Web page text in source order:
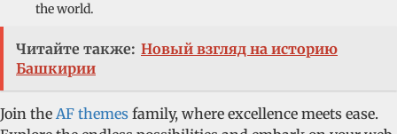
the world.
Читайте также: Новый взгляд на историю
Башкирии
Join the AF themes family, where excellence meets ease.